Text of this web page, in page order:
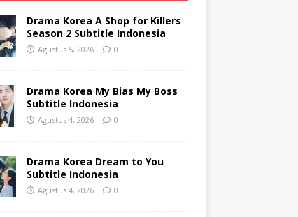
Drama Korea A Shop for Killers
Season 2 Subtitle Indonesia
Agustus 5, 2026 0
Drama Korea My Bias My Boss
Subtitle Indonesia
Agustus 4, 2026 0
Drama Korea Dream to You
Subtitle Indonesia
Agustus 4, 2026 0